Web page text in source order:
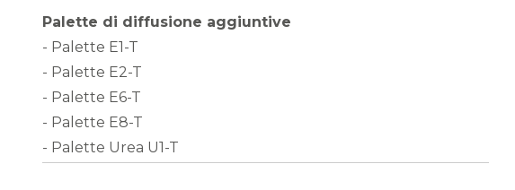
Palette di diffusione aggiuntive
- Palette E1-T
- Palette E2-T
- Palette E6-T
- Palette E8-T
- Palette Urea U1-T